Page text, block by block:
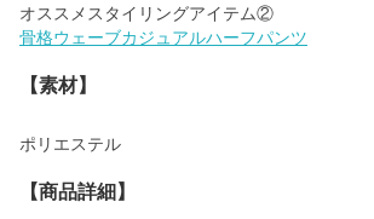
骨格ウェーブカジュアルハーフパンツ
【素材】
ポリエステル
【商品詳細】